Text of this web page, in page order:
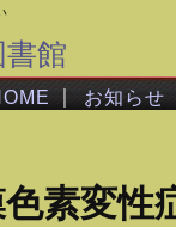
館
お知らせ
素変性